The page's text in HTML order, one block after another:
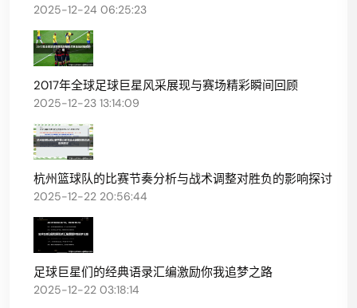
2025-12-24 06:25:23
2017年全球足球巨星风采展现与赛场精彩瞬间回顾
2025-12-23 13:14:09
杭州篮球队的比赛节奏分析与战术调整对胜负的影响探讨
2025-12-22 20:56:44
足球巨星们的经典语录汇编激励你我追梦之路
2025-12-22 03:18:14